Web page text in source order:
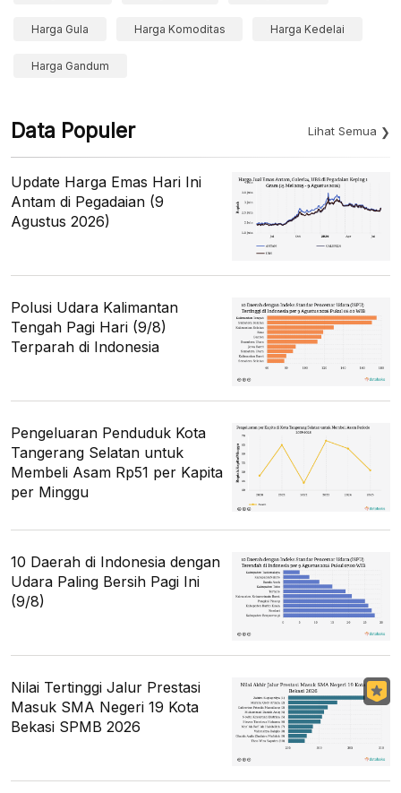
Harga Gula Harga Komoditas Harga Kedelai
Harga Gandum
Data Populer Lihat Semua
Update Harga Emas Hari Ini
Antam di Pegadaian (9
Agustus 2026)
Polusi Udara Kalimantan
Tengah Pagi Hari (9/8)
Terparah di Indonesia
Pengeluaran Penduduk Kota
Tangerang Selatan untuk
Membeli Asam Rp51 per Kapita
per Minggu
10 Daerah di Indonesia dengan
Udara Paling Bersih Pagi Ini
(9/8)
Nilai Tertinggi Jalur Prestasi
Masuk SMA Negeri 19 Kota
Bekasi SPMB 2026